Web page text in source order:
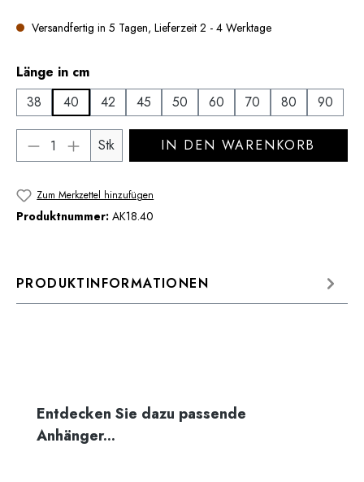
Versandfertig in 5 Tagen, Lieferzeit 2 - 4 Werktage
Länge in cmauswählen
38
40 42 45 50 60 70 80 90
Produkt Anzahl: Gib den gewünschten
Stk IN DEN WARENKORB
Zum Merkzettel hinzufügen
Produktnummer: AK18.40
PRODUKTINFORMATIONEN
Produktgalerie überspringen
Entdecken Sie dazu passende
Anhänger...